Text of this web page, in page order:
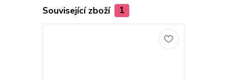
Související zboží 1